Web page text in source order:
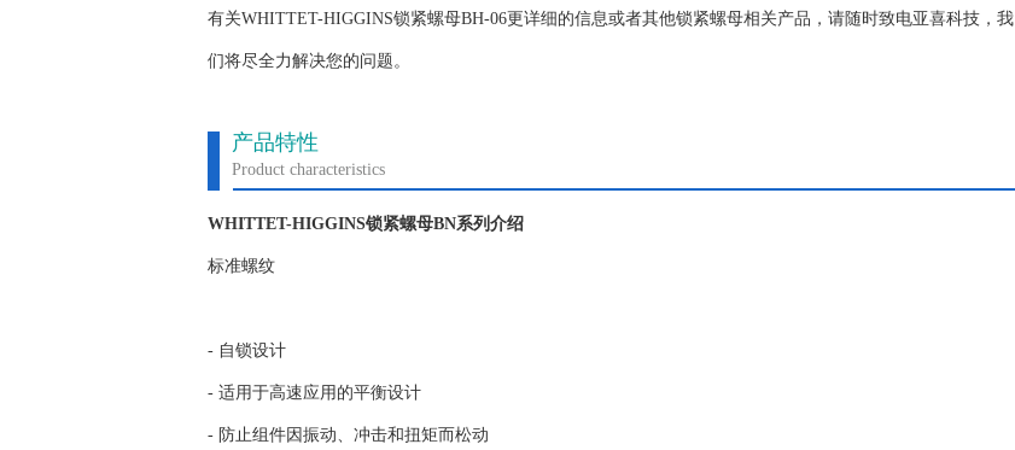
有关WHITTET-HIGGINS锁紧螺母BH-06更详细的信息或者其他锁紧螺母相关产品，请随时致电亚喜科技，我
们将尽全力解决您的问题。
产品特性
Product characteristics
WHITTET-HIGGINS锁紧螺母BN系列介绍
标准螺纹
- 自锁设计
- 适用于高速应用的平衡设计
- 防止组件因振动、冲击和扭矩而松动